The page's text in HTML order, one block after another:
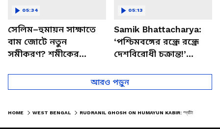
সেলিম–হুমায়ন সাক্ষাতে
বাম জোটে নতুন
সমীকরণ? শমীকের
Samik Bhattacharya
05:34
Samik Bhattacharya:
‘পশ্চিমবঙ্গের রন্ধ্রে রন্ধ্রে
দেশবিরোধী চক্রান্ত!’
BJP News
05:13
আরও পড়ুন
HOME WEST BENGAL